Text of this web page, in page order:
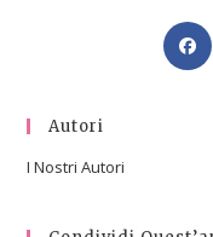
Autori
I Nostri Autori